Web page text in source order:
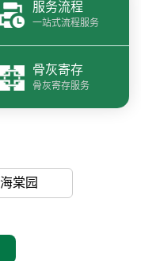
服务流程
一站式流程服务
骨灰寄存
骨灰寄存服务
海棠园